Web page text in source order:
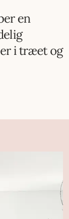
en
i træet og